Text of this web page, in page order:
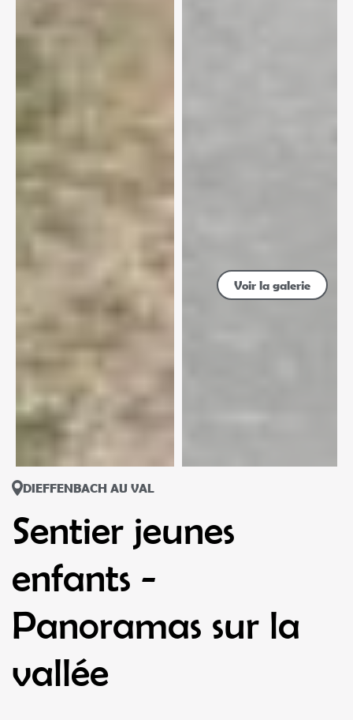
Voir la galerie
DIEFFENBACH AU VAL
Sentier jeunes
enfants -
Panoramas sur la
vallée